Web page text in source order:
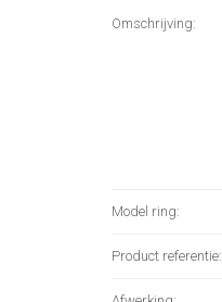
Omschrijving:
Model ring:
Product referentie: